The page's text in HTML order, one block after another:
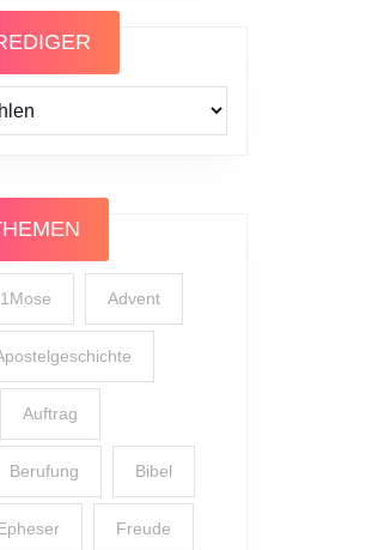
1Mose Advent
Auftrag
Berufung Bibel
Freude